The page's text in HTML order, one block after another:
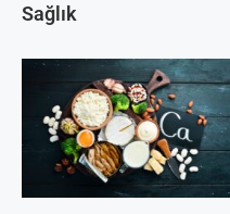
Sağlık